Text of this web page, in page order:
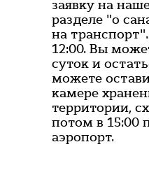
заявку на
разделе "о
на
12:00. Вы
суток и
можете
камере
территории,
потом в 15:00
аэропорт.